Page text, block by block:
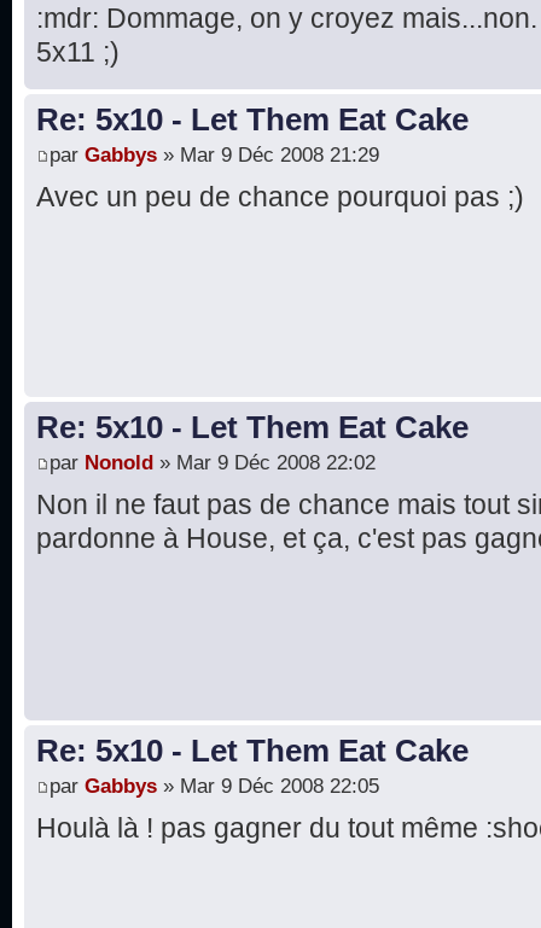
:mdr: Dommage, on y croyez
5x11 ;)
Re: 5x10 - Let Them Eat Cake
par Gabbys » Mar 9 Déc 2008 21:29
Avec un peu de chance pourquoi pas ;)
Re: 5x10 - Let Them Eat Cake
par Nonold » Mar 9 Déc 2008 22:02
Non il ne faut pas de chance mais tout
pardonne à House, et ça, c'est pas
Re: 5x10 - Let Them Eat Cake
par Gabbys » Mar 9 Déc 2008 22:05
Houlà là ! pas gagner du tout même